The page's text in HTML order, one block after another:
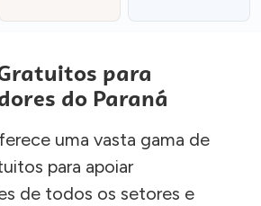
para
do Paraná
uma vasta gama de
para apoiar
de todos os setores e